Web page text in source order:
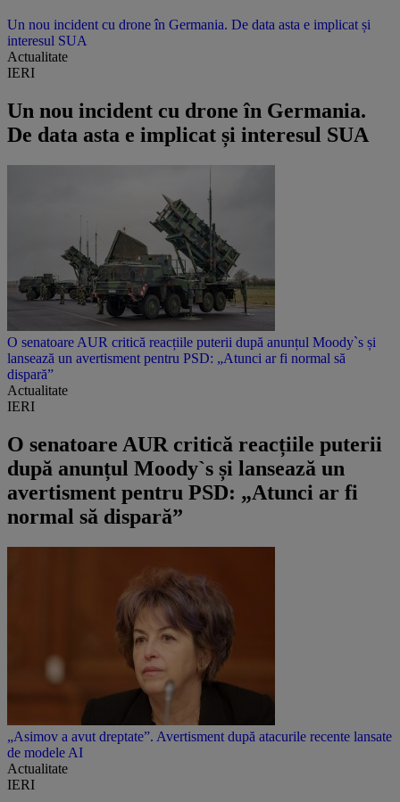
Un nou incident cu drone în Germania. De data asta e implicat și
interesul SUA
Actualitate
IERI
Un nou incident cu drone în Germania.
De data asta e implicat și interesul SUA
O senatoare AUR critică reacțiile puterii după anunțul Moody`s și
lansează un avertisment pentru PSD: „Atunci ar fi normal să
dispară”
Actualitate
IERI
O senatoare AUR critică reacțiile puterii
după anunțul Moody`s și lansează un
avertisment pentru PSD: „Atunci ar fi
normal să dispară”
„Asimov a avut dreptate”. Avertisment după atacurile recente lansate
de modele AI
Actualitate
IERI